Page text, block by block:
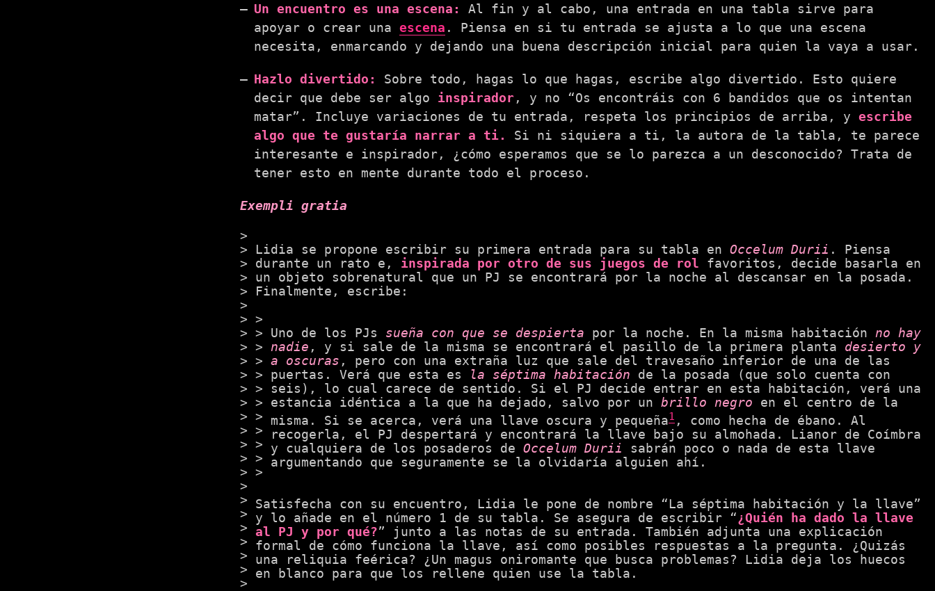
Un encuentro es una escena:
Al fin y al cabo, una entrada en una tabla sirve para
apoyar o crear una escena . Piensa en si tu entrada se ajusta a lo que una escena
necesita, enmarcando y dejando una buena descripción inicial para quien la vaya a usar.
Hazlo divertido:
Sobre todo, hagas lo que hagas, escribe algo divertido. Esto quiere
decir que debe ser algo inspirador, y no “Os encontráis con 6 bandidos que os intentan
matar”. Incluye variaciones de tu entrada, respeta los principios de arriba, y escribe
algo que te gustaría narrar a ti.
Si ni siquiera a ti, la autora de la tabla, te parece
interesante e inspirador, ¿cómo esperamos que se lo parezca a un desconocido? Trata de
tener esto en mente durante todo el proceso.
Exempli gratia
Lidia se propone escribir su primera entrada para su tabla en Occelum Durii . Piensa
durante un rato e, inspirada por otro de sus juegos de rol favoritos, decide basarla en
un objeto sobrenatural que un PJ se encontrará por la noche al descansar en la posada.
Finalmente, escribe:
Uno de los PJs sueña con que se despierta por la noche. En la misma habitación no hay
nadie , y si sale de la misma se encontrará el pasillo de la primera planta desierto y
a oscuras , pero con una extraña luz que sale del travesaño inferior de una de las
puertas. Verá que esta es la séptima habitación de la posada (que solo cuenta con
seis), lo cual carece de sentido. Si el PJ decide entrar en esta habitación, verá una
estancia idéntica a la que ha dejado, salvo por un brillo negro en el centro de la
misma. Si se acerca, verá una llave oscura y pequeña1 , como hecha de ébano. Al
recogerla, el PJ despertará y encontrará la llave bajo su almohada. Lianor de Coímbra
y cualquiera de los posaderos de Occelum Durii sabrán poco o nada de esta llave
argumentando que seguramente se la olvidaría alguien ahí.
Satisfecha con su encuentro, Lidia le pone de nombre “La séptima habitación y la llave”
y lo añade en el número 1 de su tabla. Se asegura de escribir “¿Quién ha dado la llave
al PJ y por qué?” junto a las notas de su entrada. También adjunta una explicación
formal de cómo funciona la llave, así como posibles respuestas a la pregunta. ¿Quizás
una reliquia feérica? ¿Un magus oniromante que busca problemas? Lidia deja los huecos
en blanco para que los rellene quien use la tabla.